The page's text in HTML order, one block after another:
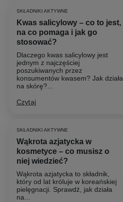
SKŁADNIKI AKTYWNE
Kwas salicylowy – co to jest,
na co pomaga i jak go
stosować?
Dlaczego kwas salicylowy jest
jednym z najczęściej
poszukiwanych przez
konsumentów kwasem? Jak działa
na skórę?...
Czytaj
SKŁADNIKI AKTYWNE
Wąkrota azjatycka w
kosmetyce – co musisz o
niej wiedzieć?
Wąkrota azjatycka to składnik,
który od lat króluje w koreańskiej
pielęgnacji. Sprawdź, jak działa
na...